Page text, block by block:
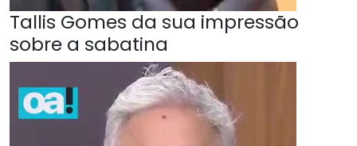
Tallis Gomes da sua impressão
sobre a sabatina